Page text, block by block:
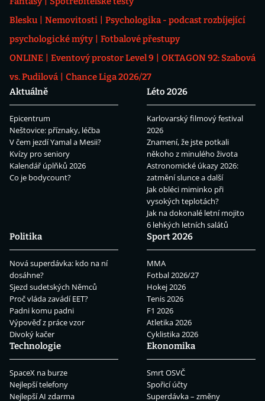
Blesku
Nemovitosti
Psychologika - podcast rozbíjející
psychologické mýty
Fotbalové přestupy
ONLINE
Eventový prostor Level 9
OKTAGON 92: Szabová
vs. Pudilová
Chance Liga 2026/27
Aktuálně
Epicentrum
Neštovice: příznaky, léčba
V čem jezdí Yamal a Mesii?
Kvízy pro seniory
Kalendář úplňků 2026
Co je bodycount?
Léto 2026
Karlovarský filmový festival
2026
Znamení, že jste potkali
někoho z minulého života
Astronomické úkazy 2026:
zatmění slunce a další
Jak obléci miminko při
vysokých teplotách?
Jak na dokonalé letní mojito
6 lehkých letních salátů
Politika
Nová superdávka: kdo na ní
dosáhne?
Sjezd sudetských Němců
Proč vláda zavádí EET?
Padni komu padni
Výpověď z práce vzor
Divoký kačer
Sport 2026
MMA
Fotbal 2026/27
Hokej 2026
Tenis 2026
F1 2026
Atletika 2026
Cyklistika 2026
Technologie
SpaceX na burze
Nejlepší telefony
Nejlepší AI zdarma
Ekonomika
Smrt OSVČ
Spořicí účty
Superdávka – změny